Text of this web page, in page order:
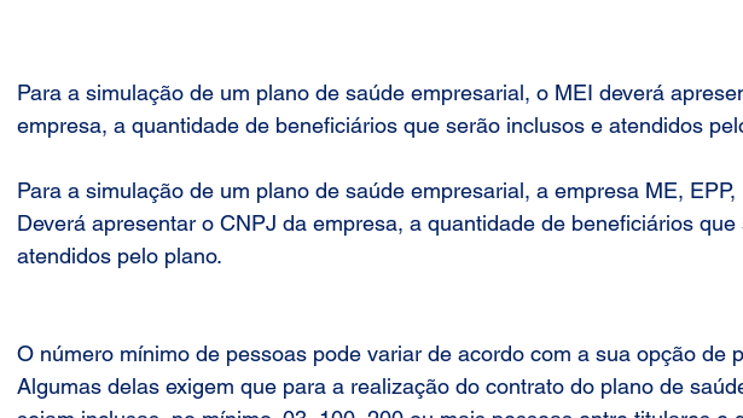
Para a simulação de um plano de saúde empresarial, o MEI deverá
empresa, a quantidade de beneficiários que serão inclusos e atendidos
Para a simulação de um plano de saúde empresarial, a empresa ME, EPP,
Deverá apresentar o CNPJ da empresa, a quantidade de beneficiários
atendidos pelo plano.
O número mínimo de pessoas pode variar de acordo com a sua opção de
Algumas delas exigem que para a realização do contrato do plano de